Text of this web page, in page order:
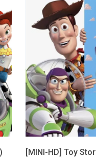
[MINI-HD] Toy